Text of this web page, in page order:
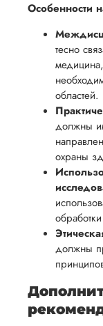
Особенности
тесно
областей.
должны
охраны
должны